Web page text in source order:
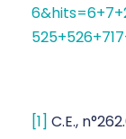
[1] C.E.,